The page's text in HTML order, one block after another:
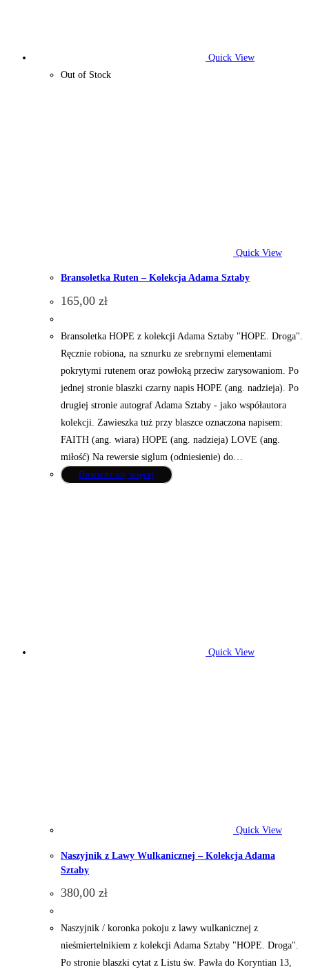
Quick View
Out of Stock
Quick View
Bransoletka Ruten – Kolekcja Adama Sztaby
165,00 zł
Bransoletka HOPE z kolekcji Adama Sztaby "HOPE. Droga".
Ręcznie robiona, na sznurku ze srebrnymi elementami
pokrytymi rutenem oraz powłoką przeciw zarysowaniom. Po
jednej stronie blaszki czarny napis HOPE (ang. nadzieja). Po
drugiej stronie autograf Adama Sztaby - jako współautora
kolekcji. Zawieszka tuż przy blaszce oznaczona napisem:
FAITH (ang. wiara) HOPE (ang. nadzieja) LOVE (ang.
miłość) Na rewersie siglum (odniesienie) do…
Dowiedz się więcej
Quick View
Quick View
Naszyjnik z Lawy Wulkanicznej – Kolekcja Adama
Sztaby
380,00 zł
Naszyjnik / koronka pokoju z lawy wulkanicznej z
nieśmiertelnikiem z kolekcji Adama Sztaby "HOPE. Droga".
Po stronie blaszki cytat z Listu św. Pawła do Koryntian 13,